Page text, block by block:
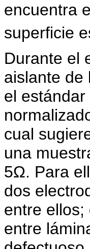
encuentra
superficie
Durante el
aislante de
el
cual
una
5Ω. Para
dos
entre ellos;
entre